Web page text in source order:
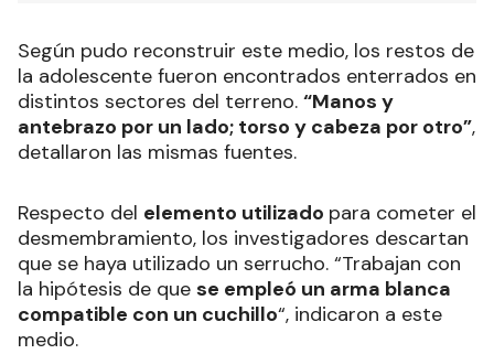
Según pudo reconstruir este medio, los restos de
la adolescente fueron encontrados enterrados en
distintos sectores del terreno. “Manos y
antebrazo por un lado; torso y cabeza por otro”,
detallaron las mismas fuentes.
Respecto del elemento utilizado para cometer el
desmembramiento, los investigadores descartan
que se haya utilizado un serrucho. “Trabajan con
la hipótesis de que se empleó un arma blanca
compatible con un cuchillo“, indicaron a este
medio.